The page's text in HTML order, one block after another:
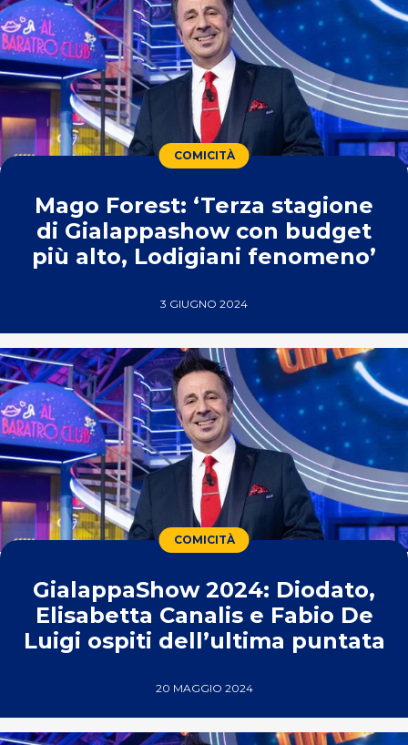
COMICITÀ
Mago Forest: ‘Terza stagione
di Gialappashow con budget
più alto, Lodigiani fenomeno’
3 GIUGNO 2024
COMICITÀ
GialappaShow 2024: Diodato,
Elisabetta Canalis e Fabio De
Luigi ospiti dell’ultima puntata
20 MAGGIO 2024